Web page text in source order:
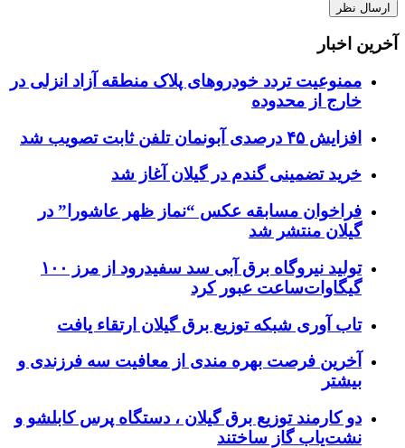
آخرین اخبار
ممنوعیت تردد خودروهای پلاک منطقه آزاد انزلی در
خارج از محدوده
افزایش ۴۵ درصدی آبونمان تلفن ثابت تصویب شد
خرید تضمینی گندم در گیلان آغاز شد
فراخوان مسابقه عکس “نماز ظهر عاشورا” در
گیلان منتشر شد
تولید نیروگاه برق‌ آبی سد سفیدرود از مرز ۱۰۰
گیگاوات‌ساعت عبور کرد
تاب آوری شبکه توزیع برق گیلان ارتقاء یافت
آخرین فرصت بهره مندی از معافیت سه فرزندی و
بیشتر
دو کارمند توزیع برق گیلان ، دستگاه پرس کابلشو و
نشت‌یاب گاز ساختند